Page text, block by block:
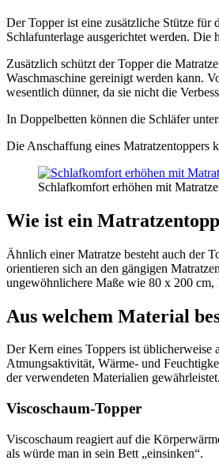
Der Topper ist eine zusätzliche Stütze für
Schlafunterlage ausgerichtet werden.
Zusätzlich schützt der Topper die
Waschmaschine gereinigt werden kann.
wesentlich dünner, da sie nicht die
In Doppelbetten können die Schläfer
Die Anschaffung eines Matratzentoppers
Schlafkomfort erhöhen mit
Wie ist ein
Ähnlich einer Matratze besteht auch der
orientieren sich an den gängigen
ungewöhnlichere Maße wie 80 x 200
Aus welchem Material
Der Kern eines Toppers ist
Atmungsaktivität, Wärme- und
der verwendeten Materialien gewährleistet.
Viscoschaum-Topper
Viscoschaum reagiert auf die
als würde man in sein Bett „einsinken“.